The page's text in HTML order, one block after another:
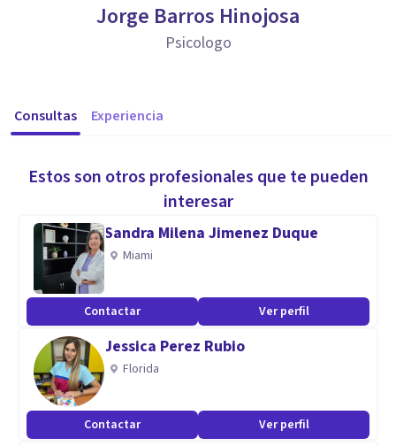
Jorge Barros Hinojosa
Psicologo
Consultas Experiencia
Estos son otros profesionales que te pueden
interesar
Sandra Milena Jimenez Duque
Miami
Contactar Ver perfil
Jessica Perez Rubio
Florida
Contactar Ver perfil